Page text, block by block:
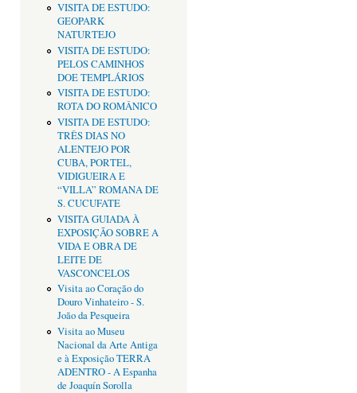
VISITA DE ESTUDO:
GEOPARK
NATURTEJO
VISITA DE ESTUDO:
PELOS CAMINHOS
DOE TEMPLÁRIOS
VISITA DE ESTUDO:
ROTA DO ROMÂNICO
VISITA DE ESTUDO:
TRÊS DIAS NO
ALENTEJO POR
CUBA, PORTEL,
VIDIGUEIRA E
“VILLA” ROMANA DE
S. CUCUFATE
VISITA GUIADA À
EXPOSIÇÃO SOBRE A
VIDA E OBRA DE
LEITE DE
VASCONCELOS
Visita ao Coração do
Douro Vinhateiro - S.
João da Pesqueira
Visita ao Museu
Nacional da Arte Antiga
e à Exposição TERRA
ADENTRO - A Espanha
de Joaquín Sorolla